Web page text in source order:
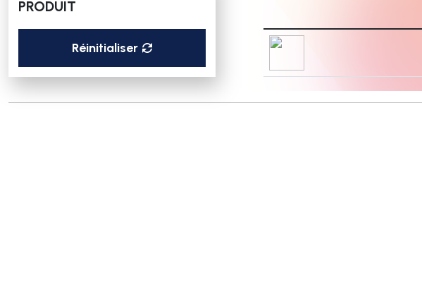
PRODUIT
Réinitialiser